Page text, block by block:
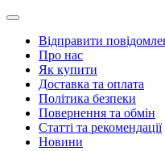
Відправити
Про нас
Як купити
Доставка та оплата
Політика безпеки
Повернення та обмін
Статті та рекомендації
Новини